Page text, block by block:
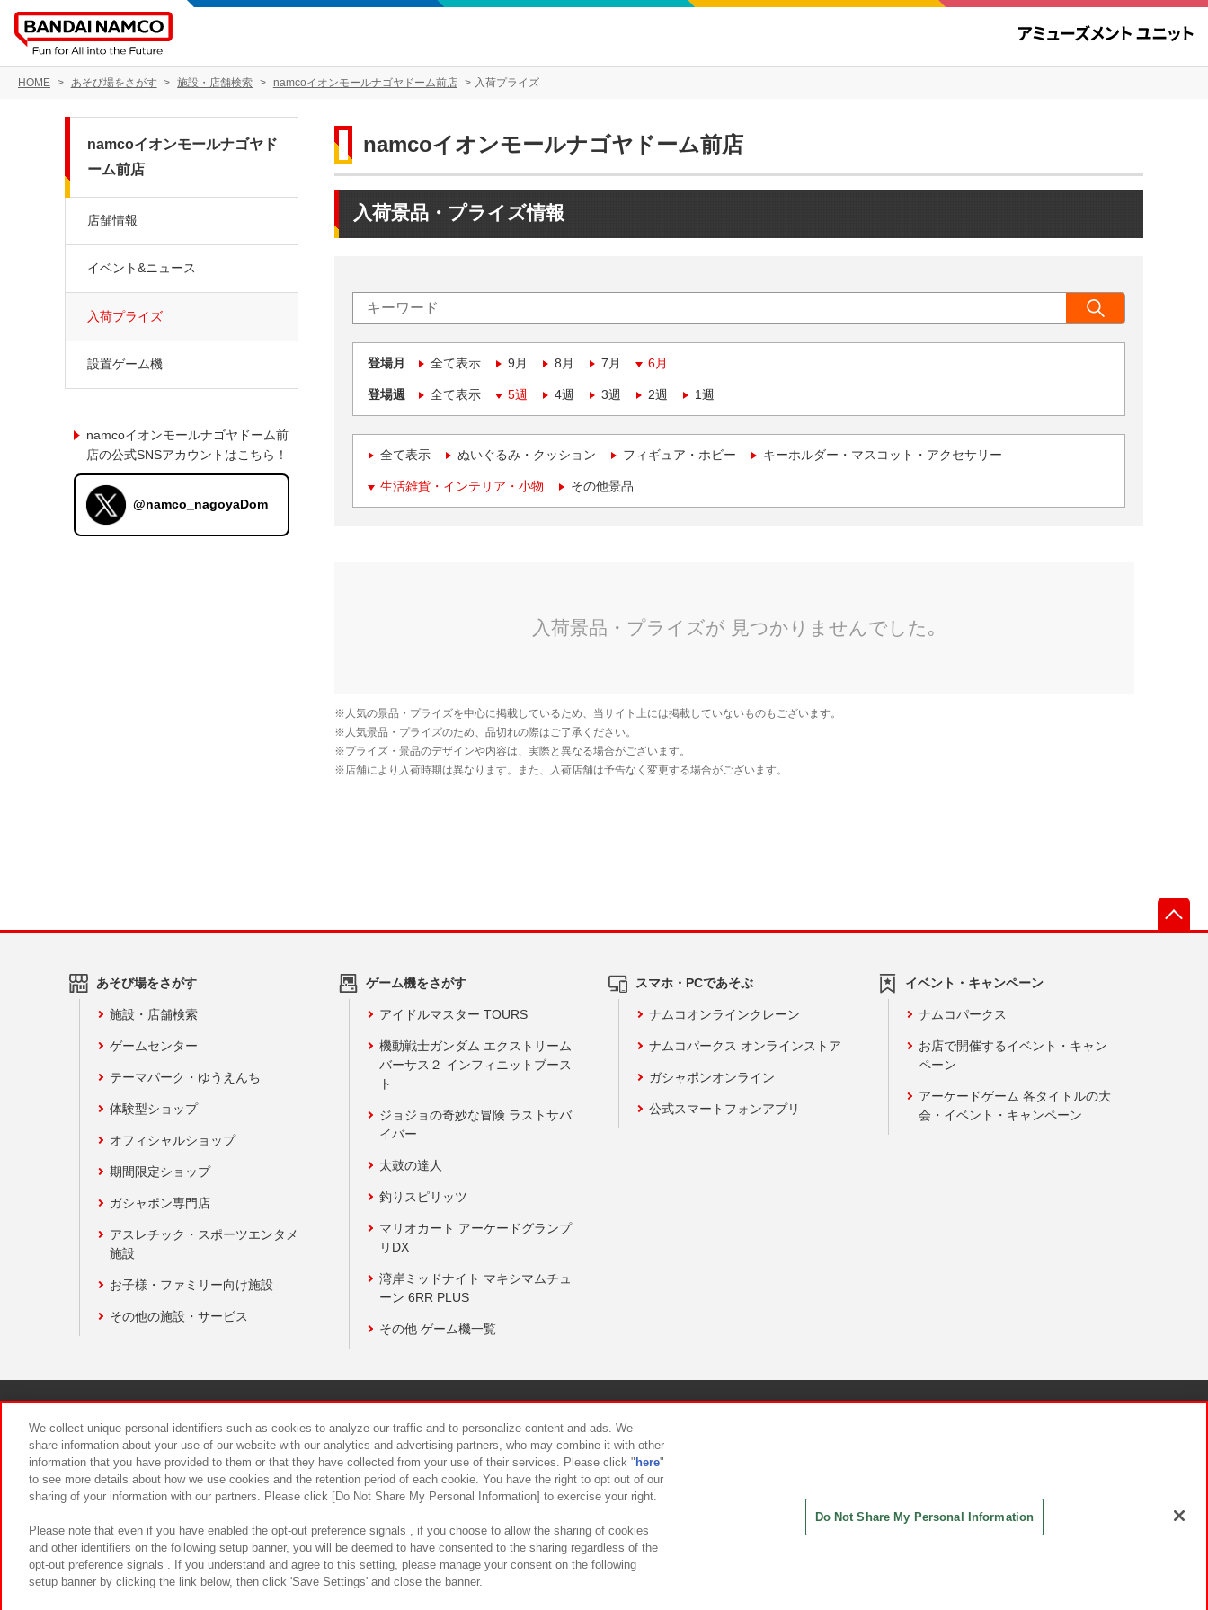
HOME あそび場をさがす 施設・店舗検索 namcoイオンモールナゴヤドーム前店 入荷プライズ
namcoイオンモールナゴヤドーム前店
入荷景品・プライズ情報
登場月 全て表示 9月 8月 7月 6月
登場週 全て表示 5週 4週 3週 2週 1週
全て表示 ぬいぐるみ・クッション フィギュア・ホビー キーホルダー・マスコット・アクセサリー
生活雑貨・インテリア・小物 その他景品
namcoイオンモールナゴヤド
ーム前店
店舗情報
イベント&ニュース
入荷プライズ
設置ゲーム機
namcoイオンモールナゴヤドーム前
店の公式SNSアカウントはこちら！
@namco_nagoyaDom
あそび場をさがす
施設・店舗検索
ゲームセンター
テーマパーク・ゆうえんち
体験型ショップ
オフィシャルショップ
期間限定ショップ
ガシャポン専門店
アスレチック・スポーツエンタメ
施設
お子様・ファミリー向け施設
その他の施設・サービス
ゲーム機をさがす
アイドルマスター TOURS
機動戦士ガンダム エクストリーム
バーサス２ インフィニットブース
ト
ジョジョの奇妙な冒険 ラストサバ
イバー
太鼓の達人
釣りスピリッツ
マリオカート アーケードグランプ
リDX
湾岸ミッドナイト マキシマムチュ
ーン 6RR PLUS
その他 ゲーム機一覧
スマホ・PCであそぶ
ナムコオンラインクレーン
ナムコパークス オンラインストア
ガシャポンオンライン
公式スマートフォンアプリ
イベント・キャンペーン
ナムコパークス
お店で開催するイベント・キャン
ペーン
アーケードゲーム 各タイトルの大
会・イベント・キャンペーン
食品のご提供について カスタマーハラスメント対応方針
We collect unique personal identifiers such as cookies to analyze our traffic and to personalize content and ads. We
share information about your use of our website with our analytics and advertising partners, who may combine it with other
information that you have provided to them or that they have collected from your use of their services. Please click " here"
to see more details about how we use cookies and the retention period of each cookie. You have the right to opt out of our
sharing of your information with our partners. Please click [Do Not Share My Personal Information] to exercise your right.
Please note that even if you have enabled the opt-out preference signals , if you choose to allow the sharing of cookies
and other identifiers on the following setup banner, you will be deemed to have consented to the sharing regardless of the
opt-out preference signals . If you understand and agree to this setting, please manage your consent on the following
setup banner by clicking the link below, then click 'Save Settings' and close the banner.
Do Not Share My Personal Information